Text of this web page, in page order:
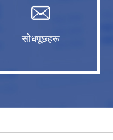
सोधपूछहरू